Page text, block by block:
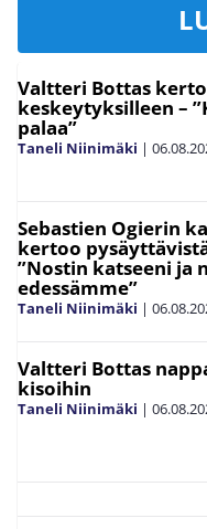
Valtteri Bottas
keskeytyksilleen –
palaa”
Taneli Niinimäki |
Sebastien Ogierin
kertoo
”Nostin katseeni ja
edessämme”
Taneli Niinimäki |
Valtteri Bottas
kisoihin
Taneli Niinimäki |